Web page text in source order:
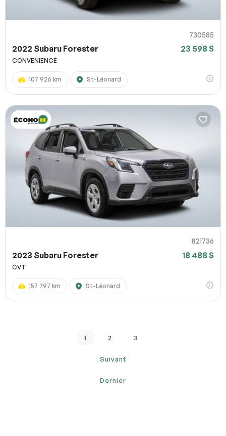
730585
2022 Subaru Forester 23 598 $
CONVENIENCE
107 926 km St-Léonard
821736
2023 Subaru Forester 18 488 $
CVT
157 797 km St-Léonard
1 2 3
Suivant
Dernier